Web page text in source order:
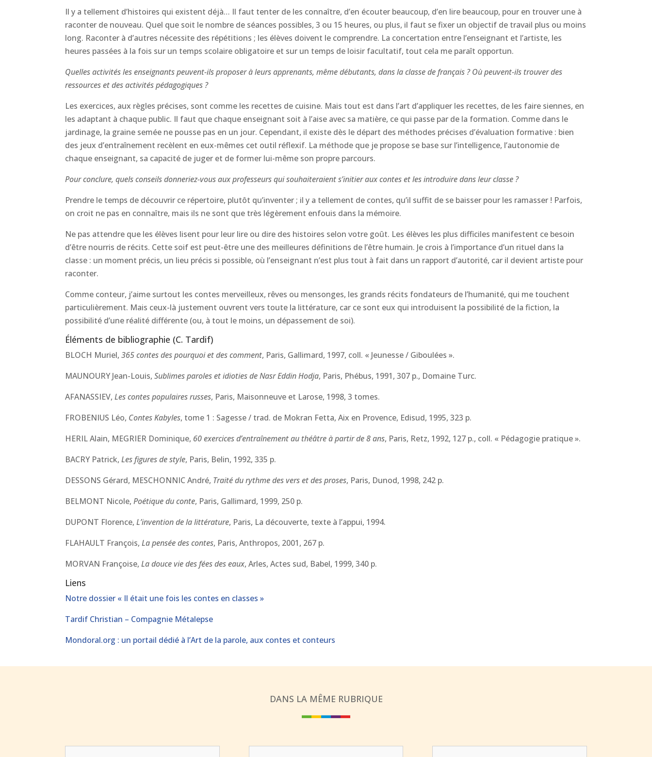
Il y a tellement d’histoires qui existent déjà… Il faut tenter de les connaître, d’en écouter beaucoup, d’en lire beaucoup, pour en trouver une à
raconter de nouveau. Quel que soit le nombre de séances possibles, 3 ou 15 heures, ou plus, il faut se fixer un objectif de travail plus ou moins
long. Raconter à d’autres nécessite des répétitions ; les élèves doivent le comprendre. La concertation entre l’enseignant et l’artiste, les
heures passées à la fois sur un temps scolaire obligatoire et sur un temps de loisir facultatif, tout cela me paraît opportun.
Quelles activités les enseignants peuvent-ils proposer à leurs apprenants, même débutants, dans la classe de français ? Où peuvent-ils trouver des
ressources et des activités pédagogiques ?
Les exercices, aux règles précises, sont comme les recettes de cuisine. Mais tout est dans l’art d’appliquer les recettes, de les faire siennes, en
les adaptant à chaque public. Il faut que chaque enseignant soit à l’aise avec sa matière, ce qui passe par de la formation. Comme dans le
jardinage, la graine semée ne pousse pas en un jour. Cependant, il existe dès le départ des méthodes précises d’évaluation formative : bien
des jeux d’entraînement recèlent en eux-mêmes cet outil réflexif. La méthode que je propose se base sur l’intelligence, l’autonomie de
chaque enseignant, sa capacité de juger et de former lui-même son propre parcours.
Pour conclure, quels conseils donneriez-vous aux professeurs qui souhaiteraient s’initier aux contes et les introduire dans leur classe ?
Prendre le temps de découvrir ce répertoire, plutôt qu’inventer ; il y a tellement de contes, qu’il suffit de se baisser pour les ramasser ! Parfois,
on croit ne pas en connaître, mais ils ne sont que très légèrement enfouis dans la mémoire.
Ne pas attendre que les élèves lisent pour leur lire ou dire des histoires selon votre goût. Les élèves les plus difficiles manifestent ce besoin
d’être nourris de récits. Cette soif est peut-être une des meilleures définitions de l’être humain. Je crois à l’importance d’un rituel dans la
classe : un moment précis, un lieu précis si possible, où l’enseignant n’est plus tout à fait dans un rapport d’autorité, car il devient artiste pour
raconter.
Comme conteur, j’aime surtout les contes merveilleux, rêves ou mensonges, les grands récits fondateurs de l’humanité, qui me touchent
particulièrement. Mais ceux-là justement ouvrent vers toute la littérature, car ce sont eux qui introduisent la possibilité de la fiction, la
possibilité d’une réalité différente (ou, à tout le moins, un dépassement de soi).
Éléments de bibliographie (C. Tardif)
BLOCH Muriel,365 contes des pourquoi et des comment, Paris, Gallimard, 1997, coll. « Jeunesse / Giboulées ».
MAUNOURY Jean-Louis,Sublimes paroles et idioties de Nasr Eddin Hodja, Paris, Phébus, 1991, 307 p., Domaine Turc.
AFANASSIEV,Les contes populaires russes, Paris, Maisonneuve et Larose, 1998, 3 tomes.
FROBENIUS Léo, Contes Kabyles, tome 1 : Sagesse / trad. de Mokran Fetta, Aix en Provence, Edisud, 1995, 323 p.
HERIL Alain, MEGRIER Dominique, 60 exercices d’entraînement au théâtre à partir de 8 ans, Paris, Retz, 1992, 127 p., coll. « Pédagogie pratique ».
BACRY Patrick,Les figures de style, Paris, Belin, 1992, 335 p.
DESSONS Gérard, MESCHONNIC André, Traité du rythme des vers et des proses, Paris, Dunod, 1998, 242 p.
BELMONT Nicole,Poétique du conte, Paris, Gallimard, 1999, 250 p.
DUPONT Florence,L’invention de la littérature, Paris, La découverte, texte à l’appui, 1994.
FLAHAULT François,La pensée des contes, Paris, Anthropos, 2001, 267 p.
MORVAN Françoise,La douce vie des fées des eaux, Arles, Actes sud, Babel, 1999, 340 p.
Liens
Notre dossier « Il était une fois les contes en classes »
Tardif Christian – Compagnie Métalepse
Mondoral.org : un portail dédié à l’Art de la parole, aux contes et conteurs
DANS LA MÊME RUBRIQUE